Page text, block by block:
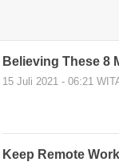
Believing These 8
15 Juli 2021 - 06:21
Keep Remote